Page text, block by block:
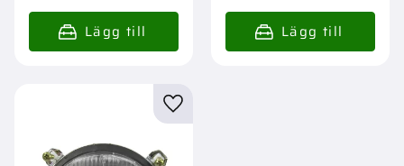
Lägg till i favoriter